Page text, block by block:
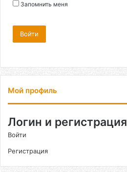
Запомнить меня
Войти
Мой профиль
Логин и регистрация
Войти
Регистрация